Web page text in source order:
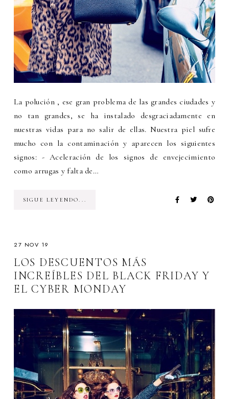
La polución , ese gran problema de las grandes ciudades y
no tan grandes, se ha instalado desgraciadamente en
nuestras vidas para no salir de ellas. Nuestra piel sufre
mucho con la contaminación y aparecen los siguientes
signos: - Aceleración de los signos de envejecimiento
como arrugas y falta de…
SIGUE LEYENDO...
27 NOV 19
LOS DESCUENTOS MÁS
INCREÍBLES DEL BLACK FRIDAY Y
EL CYBER MONDAY